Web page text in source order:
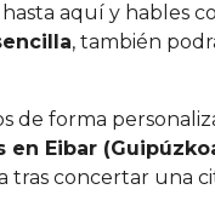
aquí y hables
, también
de forma
Eibar
tras concertar una